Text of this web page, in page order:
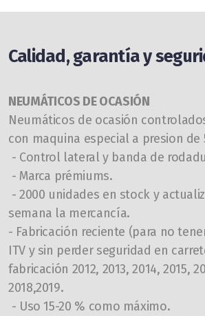
Calidad, garantía y
NEUMÁTICOS DE OCASIÓN
Neumáticos de ocasión
con maquina especial a presion de
- Control lateral y banda de
- Marca prémiums.
- 2000 unidades en stock y
semana la mercancía.
- Fabricación reciente (para no
ITV y sin perder seguridad en
fabricación 2012, 2013, 2014, 2015,
2018,2019.
- Uso 15-20 % como máximo.